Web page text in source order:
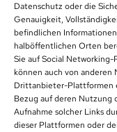
Datenschutz oder die
Genauigkeit,
befindlichen
halböffentlichen Orten
Sie auf Social
können auch von
Drittanbieter-Plattformen
Bezug auf deren Nutzung
Aufnahme solcher Links
dieser Plattformen oder